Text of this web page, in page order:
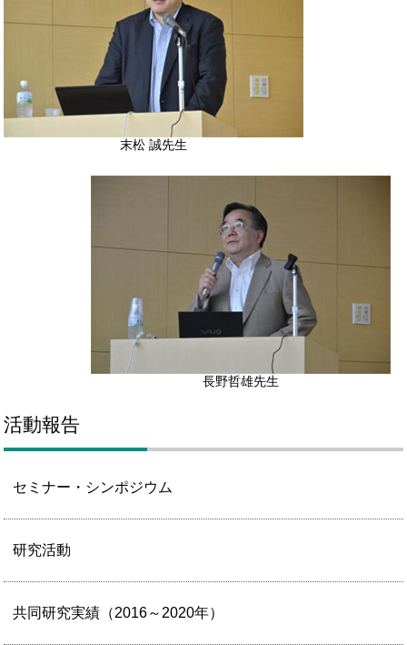
末松 誠先生
長野哲雄先生
活動報告
セミナー・シンポジウム
研究活動
共同研究実績（2016～2020年）